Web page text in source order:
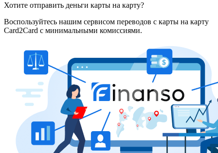
Хотите отправить деньги карты на карту?
Воспользуйтесь нашим сервисом переводов с карты на карту
Card2Card c минимальными комиссиями.